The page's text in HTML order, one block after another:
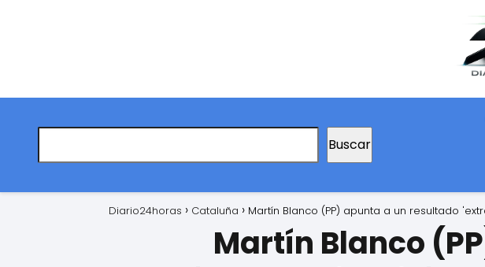
Buscar
Diario24horas Cataluña Martín Blanco (PP) apunta a un resultado
Martín Blanco